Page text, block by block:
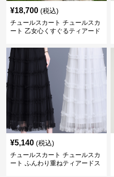
¥18,700 (税込)
チュールスカート チュールスカ
ート 乙女心くすぐるティアード
¥5,140 (税込)
チュールスカート チュールスカ
ート ふんわり重ねティアードス